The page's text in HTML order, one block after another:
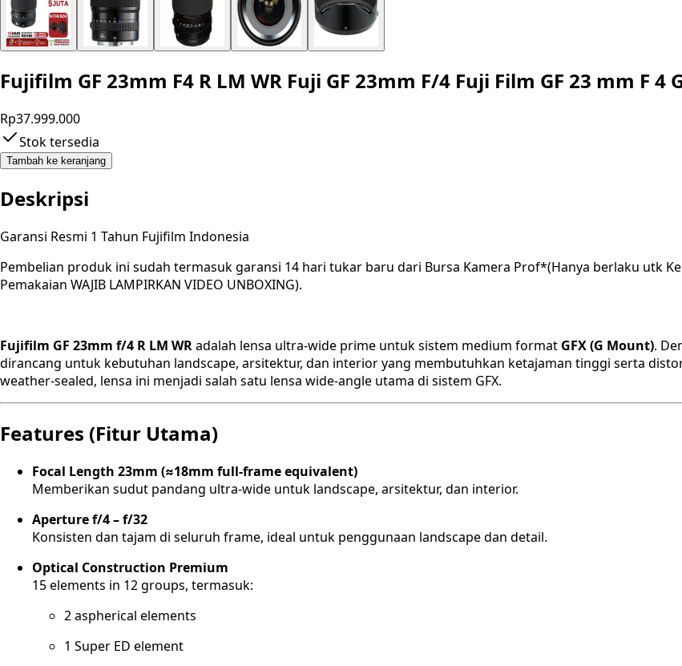
Fujifilm GF 23mm F4 R LM WR Fuji GF 23mm F/4 Fuji Film GF 23 mm F 4
Rp37.999.000
Stok tersedia
Tambah ke keranjang
Deskripsi
Garansi Resmi 1 Tahun Fujifilm Indonesia
Pembelian produk ini sudah termasuk garansi 14 hari tukar baru dari Bursa Kamera Prof*(Hanya berlaku utk
Pemakaian WAJIB LAMPIRKAN VIDEO UNBOXING).
Fujifilm GF 23mm f/4 R LM WRadalah lensa ultra-wide prime untuk sistem medium format GFX (G Mount).
dirancang untuk kebutuhan landscape, arsitektur, dan interior yang membutuhkan ketajaman tinggi serta
weather-sealed, lensa ini menjadi salah satu lensa wide-angle utama di sistem GFX.
Features (Fitur Utama)
Focal Length 23mm (≈18mm full-frame equivalent)
Memberikan sudut pandang ultra-wide untuk landscape, arsitektur, dan interior.
Aperture f/4 – f/32
Konsisten dan tajam di seluruh frame, ideal untuk penggunaan landscape dan detail.
Optical Construction Premium
15 elements in 12 groups, termasuk:
2 aspherical elements
1 Super ED element